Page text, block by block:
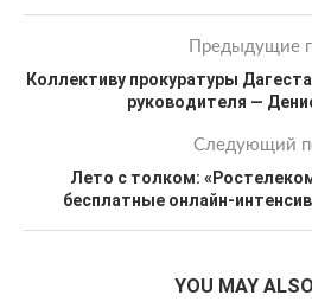
Предыдущие
Коллективу прокуратуры
руководителя —
Следующий
Лето с толком:
бесплатные онлайн-
YOU MAY